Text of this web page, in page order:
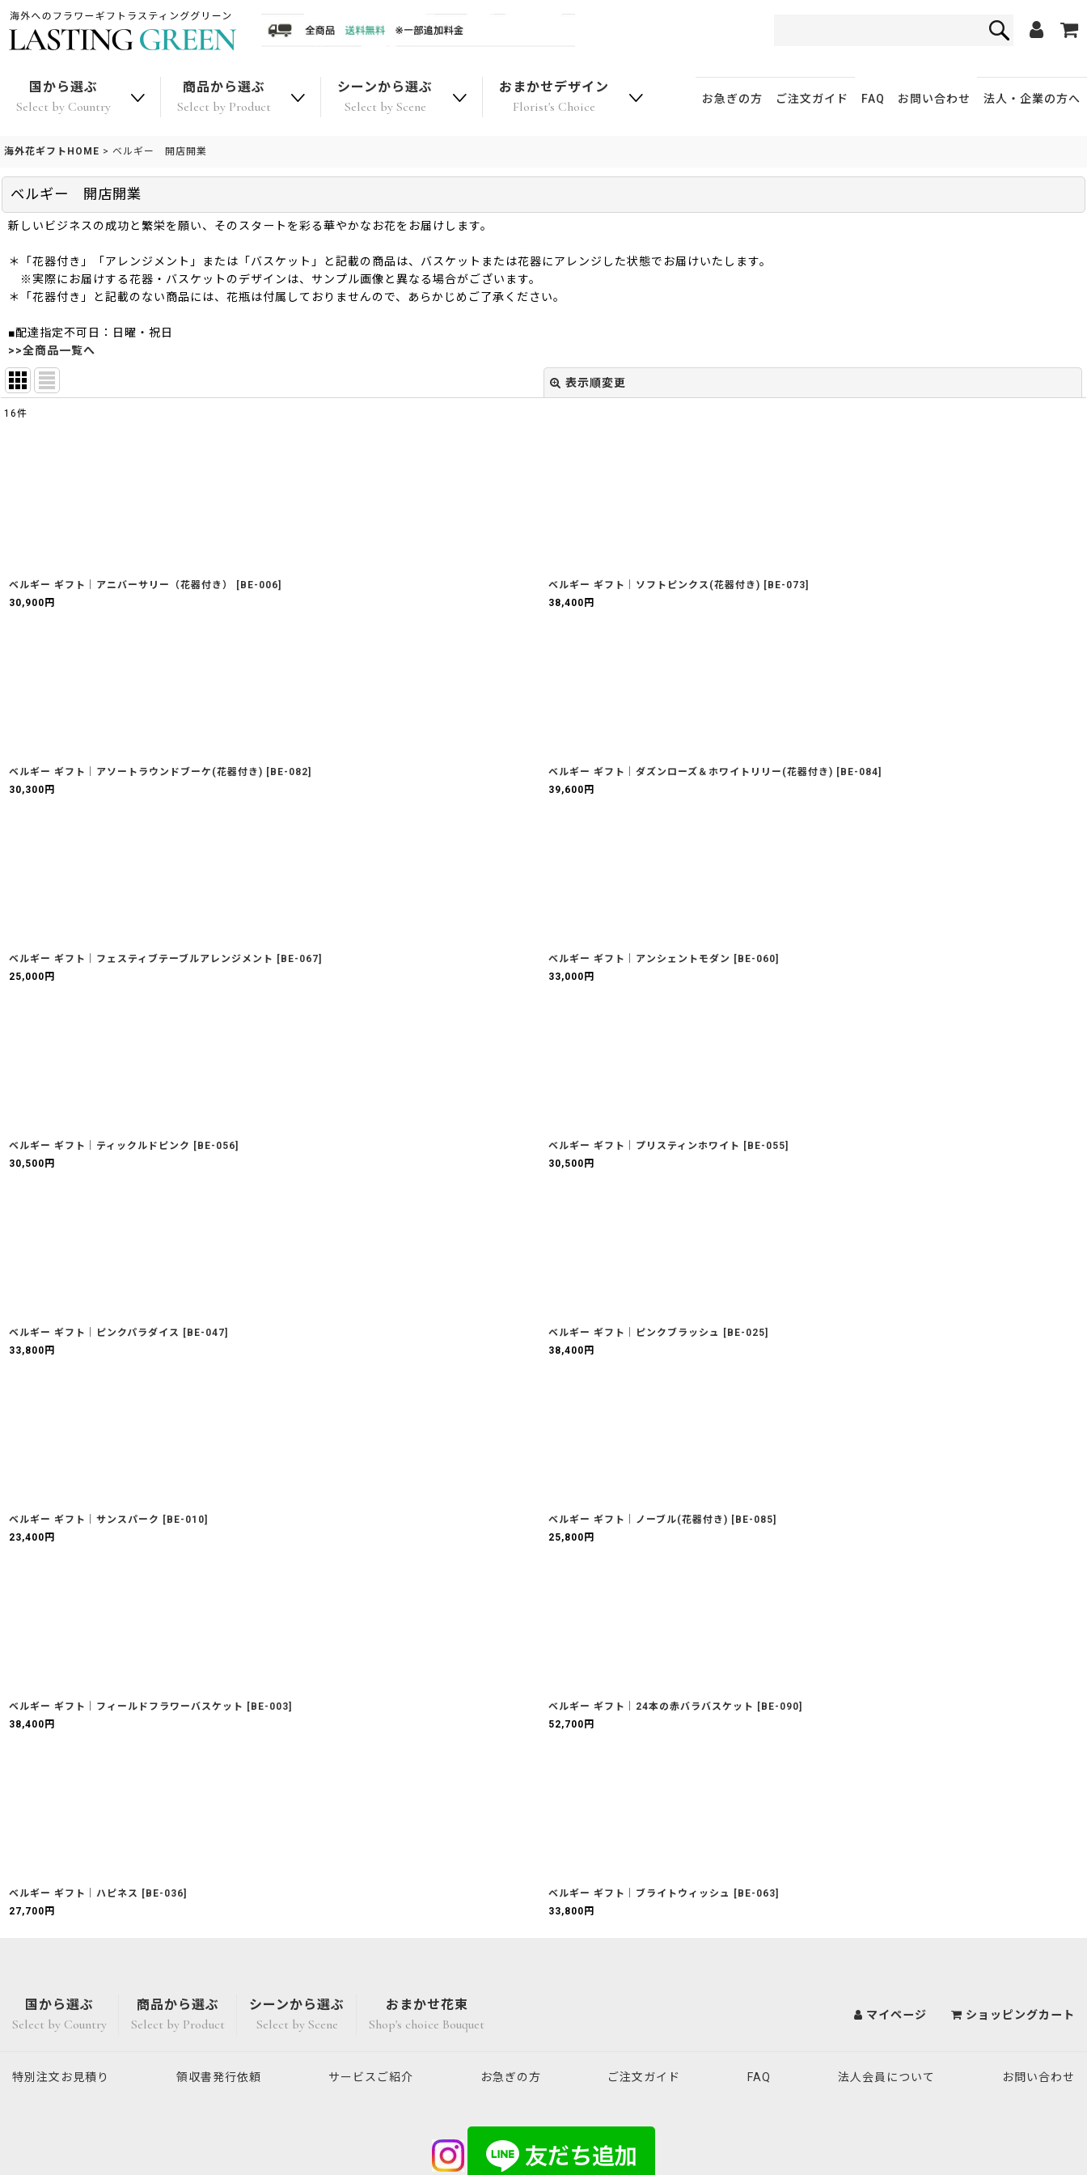
国から選ぶ
Select by Country
商品から選ぶ
Select by Product
シーンから選ぶ
Select by Scene
おまかせデザイン
Florist's Choice 法人・企業の方へ
ご注文ガイド
お急ぎの方 FAQ お問い合わせ
海外花ギフトHOME > ベルギー 開店開業
ベルギー 開店開業
新しいビジネスの成功と繁栄を願い、そのスタートを彩る華やかなお花をお届けします。
＊「花器付き」「アレンジメント」または「バスケット」と記載の商品は、バスケットまたは花器にアレンジした状態でお届けいたします。
※実際にお届けする花器・バスケットのデザインは、サンプル画像と異なる場合がございます。
＊「花器付き」と記載のない商品には、花瓶は付属しておりませんので、あらかじめご了承ください。
■配達指定不可日：日曜・祝日
>>全商品一覧へ
表示順変更
16件
ベルギー ギフト｜アニバーサリー（花器付き） [ BE-006]
30,900 円
ベルギー ギフト｜ソフトピンクス(花器付き) [ BE-073]
38,400 円
ベルギー ギフト｜アソートラウンドブーケ(花器付き) [ BE-082]
30,300 円
ベルギー ギフト｜ダズンローズ＆ホワイトリリー(花器付き) [ BE-084]
39,600 円
ベルギー ギフト｜フェスティブテーブルアレンジメント [ BE-067]
25,000 円
ベルギー ギフト｜アンシェントモダン [ BE-060]
33,000 円
ベルギー ギフト｜ティックルドピンク [ BE-056]
30,500 円
ベルギー ギフト｜プリスティンホワイト [ BE-055]
30,500 円
ベルギー ギフト｜ピンクパラダイス [ BE-047]
33,800 円
ベルギー ギフト｜ピンクブラッシュ [ BE-025]
38,400 円
ベルギー ギフト｜サンスパーク [ BE-010]
23,400 円
ベルギー ギフト｜ノーブル(花器付き) [ BE-085]
25,800 円
ベルギー ギフト｜フィールドフラワーバスケット [ BE-003]
38,400 円
ベルギー ギフト｜24本の赤バラバスケット [ BE-090]
52,700 円
ベルギー ギフト｜ハピネス [ BE-036]
27,700 円
ベルギー ギフト｜ブライトウィッシュ [ BE-063]
33,800 円
国から選ぶ
Select by Country
商品から選ぶ
Select by Product
シーンから選ぶ
Select by Scene
おまかせ花束
Shop's choice Bouquet
マイページ ショッピングカート
特別注文 お見積り 領収書発行依頼 サービスご紹介 お急ぎの方 ご注文ガイド FAQ 法人会員について お問い合わせ